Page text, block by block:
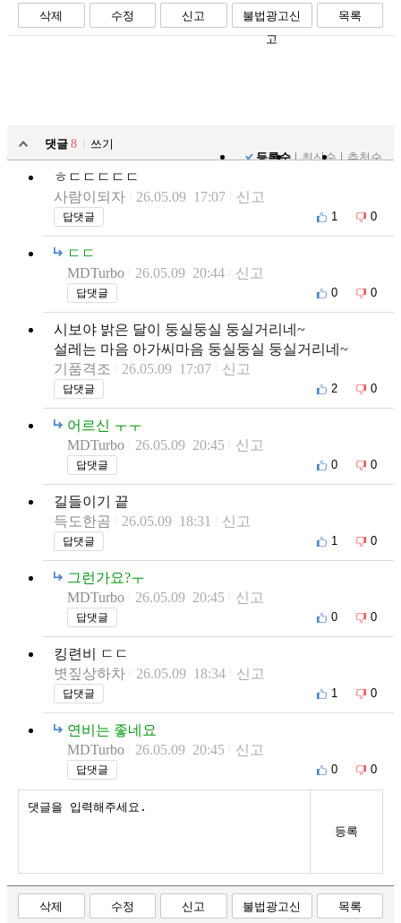
삭제 수정 신고
불법광고신
고
목록
댓글 8
쓰기
등록순
최신순 추천순
ㅎㄷㄷㄷㄷㄷ
사람이되자
26.05.09 17:07 신고
답댓글 1 0
ㄷㄷ
MDTurbo
26.05.09 20:44 신고
답댓글 0 0
시보야 밝은 달이 둥실둥실 둥실거리네~
설레는 마음 아가씨마음 둥실둥실 둥실거리네~
기품격조
26.05.09 17:07 신고
답댓글 2 0
어르신 ㅜㅜ
MDTurbo
26.05.09 20:45 신고
답댓글 0 0
길들이기 끝
득도한곰
26.05.09 18:31 신고
답댓글 1 0
그런가요?ㅜ
MDTurbo
26.05.09 20:45 신고
답댓글 0 0
킹련비 ㄷㄷ
볏짚상하차
26.05.09 18:34 신고
답댓글 1 0
연비는 좋네요
MDTurbo
26.05.09 20:45 신고
답댓글 0 0
등록
삭제 수정 신고
불법광고신
목록